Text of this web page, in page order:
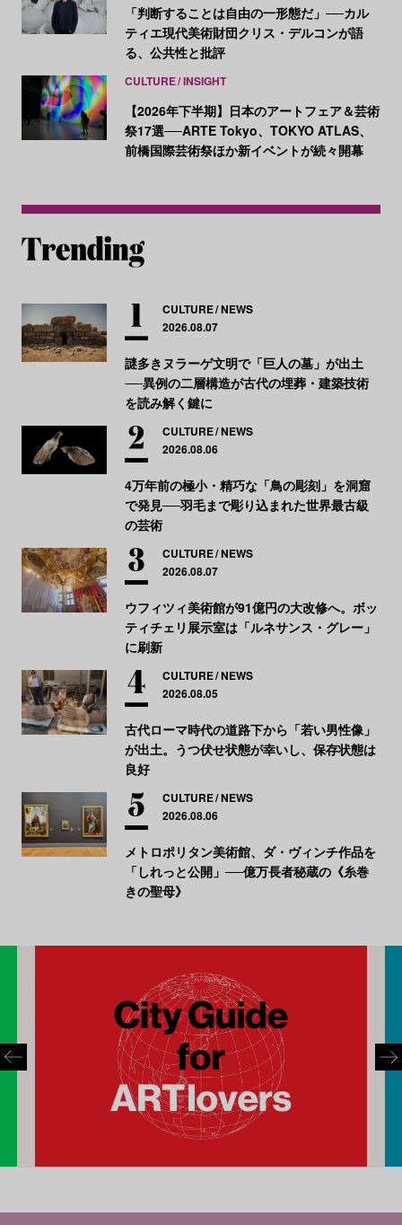
「判断することは自由の一形態だ」──カル
ティエ現代美術財団クリス・デルコンが語
る、公共性と批評
CULTURE INSIGHT
【2026年下半期】日本のアートフェア＆芸術
祭17選──ARTE Tokyo、TOKYO ATLAS、
前橋国際芸術祭ほか新イベントが続々開幕
CULTURE NEWS
2026.08.07
謎多きヌラーゲ文明で「巨人の墓」が出土
──異例の二層構造が古代の埋葬・建築技術
を読み解く鍵に
CULTURE NEWS
2026.08.06
4万年前の極小・精巧な「鳥の彫刻」を洞窟
で発見──羽毛まで彫り込まれた世界最古級
の芸術
CULTURE NEWS
2026.08.07
ウフィツィ美術館が91億円の大改修へ。ボッ
ティチェリ展示室は「ルネサンス・グレー」
に刷新
CULTURE NEWS
2026.08.05
古代ローマ時代の道路下から「若い男性像」
が出土。うつ伏せ状態が幸いし、保存状態は
良好
CULTURE NEWS
2026.08.06
メトロポリタン美術館、ダ・ヴィンチ作品を
「しれっと公開」──億万長者秘蔵の《糸巻
きの聖母》